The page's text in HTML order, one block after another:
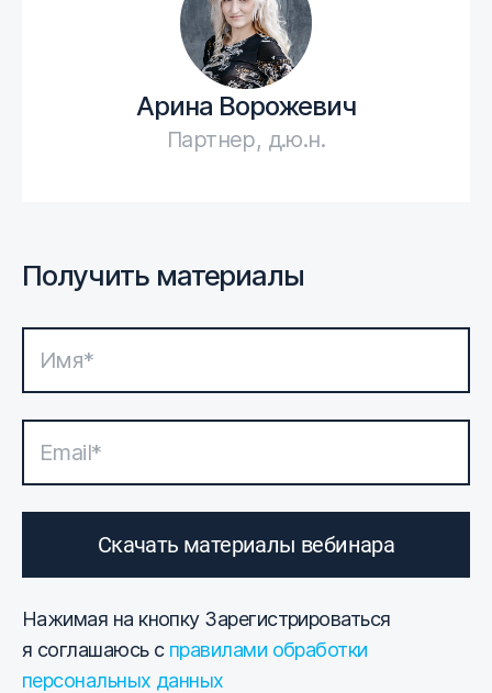
Арина Ворожевич
Партнер, д.ю.н.
Получить материалы
Скачать материалы вебинара
Нажимая на кнопку Зарегистрироваться
я соглашаюсь с правилами обработки
персональных данных